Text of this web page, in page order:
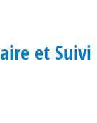
et Suivi